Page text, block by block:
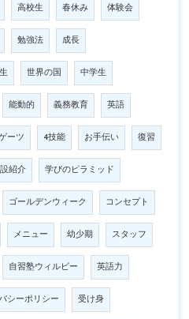
高校生 春休み 体験会
勉強法 成長
世界の国 中学生
能動的 義務教育 英語
ーツ 4技能 お手伝い 復習
紹介 学びのピラミッド
ゴールデンウィーク コンセプト
メニュー 幼少期 スタッフ
自習塾ウィルビー 英語力
シーポリシー 受け身